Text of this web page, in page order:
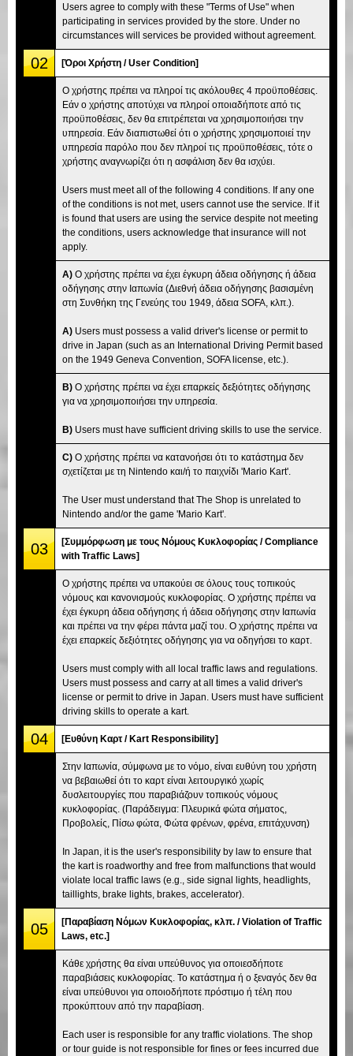
Users agree to comply with these "Terms of Use" when
participating in services provided by the store. Under no
circumstances will services be provided without agreement.
02 [Όροι Χρήστη / User Condition]
Ο χρήστης πρέπει να πληροί τις ακόλουθες 4 προϋποθέσεις.
Εάν ο χρήστης αποτύχει να πληροί οποιαδήποτε από τις
προϋποθέσεις, δεν θα επιτρέπεται να χρησιμοποιήσει την
υπηρεσία. Εάν διαπιστωθεί ότι ο χρήστης χρησιμοποιεί την
υπηρεσία παρόλο που δεν πληροί τις προϋποθέσεις, τότε ο
χρήστης αναγνωρίζει ότι η ασφάλιση δεν θα ισχύει.
Users must meet all of the following 4 conditions. If any one
of the conditions is not met, users cannot use the service. If it
is found that users are using the service despite not meeting
the conditions, users acknowledge that insurance will not
apply.
A) Ο χρήστης πρέπει να έχει έγκυρη άδεια οδήγησης ή άδεια
οδήγησης στην Ιαπωνία (Διεθνή άδεια οδήγησης βασισμένη
στη Συνθήκη της Γενεύης του 1949, άδεια SOFA, κλπ.).
A) Users must possess a valid driver's license or permit to
drive in Japan (such as an International Driving Permit based
on the 1949 Geneva Convention, SOFA license, etc.).
B) Ο χρήστης πρέπει να έχει επαρκείς δεξιότητες οδήγησης
για να χρησιμοποιήσει την υπηρεσία.
B) Users must have sufficient driving skills to use the service.
C) Ο χρήστης πρέπει να κατανοήσει ότι το κατάστημα δεν
σχετίζεται με τη Nintendo και/ή το παιχνίδι 'Mario Kart'.
The User must understand that The Shop is unrelated to
Nintendo and/or the game 'Mario Kart'.
03
[Συμμόρφωση με τους Νόμους Κυκλοφορίας / Compliance
with Traffic Laws]
Ο χρήστης πρέπει να υπακούει σε όλους τους τοπικούς
νόμους και κανονισμούς κυκλοφορίας. Ο χρήστης πρέπει να
έχει έγκυρη άδεια οδήγησης ή άδεια οδήγησης στην Ιαπωνία
και πρέπει να την φέρει πάντα μαζί του. Ο χρήστης πρέπει να
έχει επαρκείς δεξιότητες οδήγησης για να οδηγήσει το καρτ.
Users must comply with all local traffic laws and regulations.
Users must possess and carry at all times a valid driver's
license or permit to drive in Japan. Users must have sufficient
driving skills to operate a kart.
04 [Ευθύνη Καρτ / Kart Responsibility]
Στην Ιαπωνία, σύμφωνα με το νόμο, είναι ευθύνη του χρήστη
να βεβαιωθεί ότι το καρτ είναι λειτουργικό χωρίς
δυσλειτουργίες που παραβιάζουν τοπικούς νόμους
κυκλοφορίας. (Παράδειγμα: Πλευρικά φώτα σήματος,
Προβολείς, Πίσω φώτα, Φώτα φρένων, φρένα, επιτάχυνση)
In Japan, it is the user's responsibility by law to ensure that
the kart is roadworthy and free from malfunctions that would
violate local traffic laws (e.g., side signal lights, headlights,
taillights, brake lights, brakes, accelerator).
05
[Παραβίαση Νόμων Κυκλοφορίας, κλπ. / Violation of Traffic
Laws, etc.]
Κάθε χρήστης θα είναι υπεύθυνος για οποιεσδήποτε
παραβιάσεις κυκλοφορίας. Το κατάστημα ή ο ξεναγός δεν θα
είναι υπεύθυνοι για οποιοδήποτε πρόστιμο ή τέλη που
προκύπτουν από την παραβίαση.
Each user is responsible for any traffic violations. The shop
or tour guide is not responsible for fines or fees incurred due